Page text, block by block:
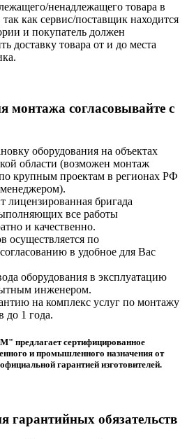
ненадлежащего товара в
так как сервис/поставщик находится
и покупатель должен
доставку товара от и до места
монтажа согласовывайте с
оборудования на объектах
области (возможен монтаж
крупным проектам в регионах РФ
лицензированная бригада
все работы
и качественно.
осуществляется по
в удобное для Вас
оборудования в эксплуатацию
инженером.
на комплекс услуг по монтажу
до 1 года.
сертифицированное
и промышленного назначения от
гарантией изготовителей.
гарантийных обязательств